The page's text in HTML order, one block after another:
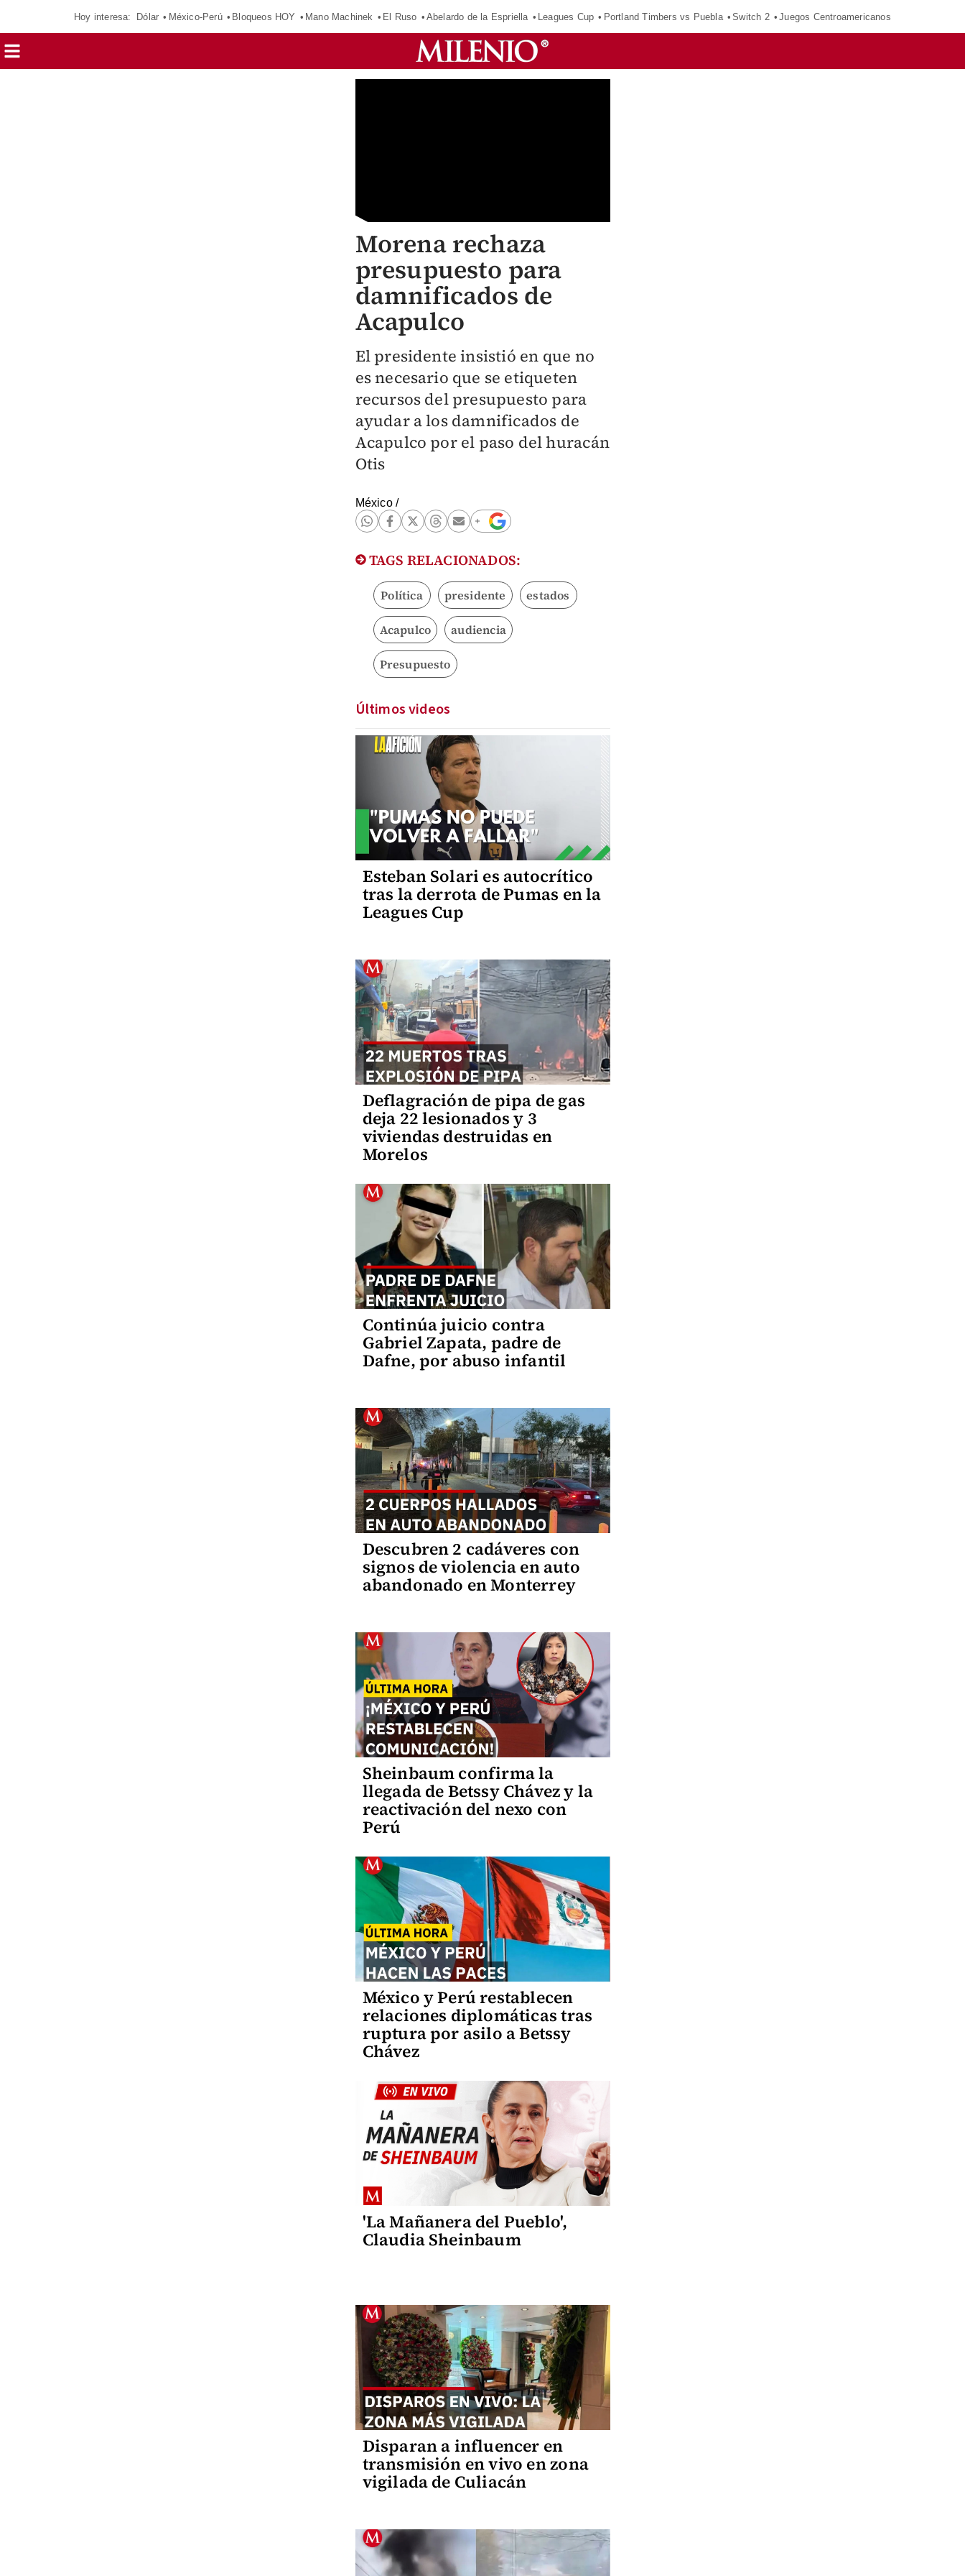
Hoy interesa: Dólar México-Perú Bloqueos HOY Mano Machinek El Ruso Abelardo de la Espriella Leagues Cup Portland Timbers vs Puebla Switch 2 Juegos Centroamericanos
Morena rechaza
presupuesto para
damnificados de
Acapulco
El presidente insistió en que no
es necesario que se etiqueten
recursos del presupuesto para
ayudar a los damnificados de
Acapulco por el paso del huracán
Otis
México/
TAGS RELACIONADOS:
Política presidente estados
Acapulco audiencia
Presupuesto
Últimos videos
Esteban Solari es autocrítico
tras la derrota de Pumas en la
Leagues Cup
Deflagración de pipa de gas
deja 22 lesionados y 3
viviendas destruidas en
Morelos
Continúa juicio contra
Gabriel Zapata, padre de
Dafne, por abuso infantil
Descubren 2 cadáveres con
signos de violencia en auto
abandonado en Monterrey
Sheinbaum confirma la
llegada de Betssy Chávez y la
reactivación del nexo con
Perú
México y Perú restablecen
relaciones diplomáticas tras
ruptura por asilo a Betssy
Chávez
'La Mañanera del Pueblo',
Claudia Sheinbaum
Disparan a influencer en
transmisión en vivo en zona
vigilada de Culiacán